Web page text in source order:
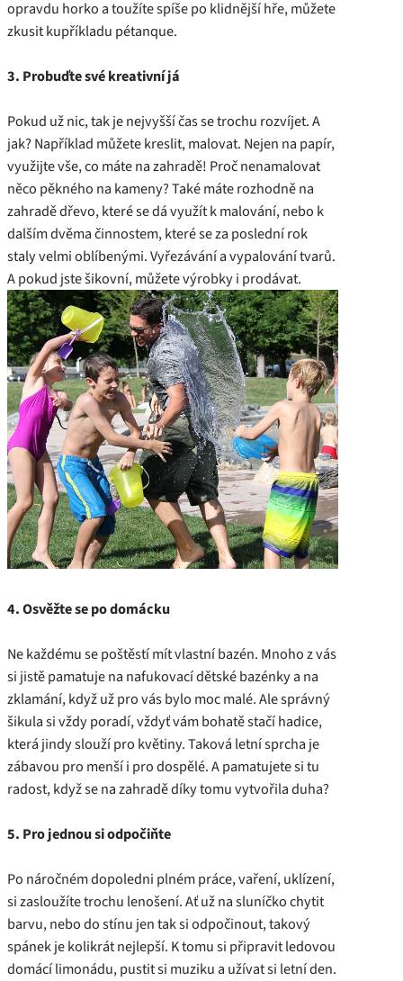
opravdu horko a toužíte spíše po klidnější hře, můžete
zkusit kupříkladu pétanque.
3. Probuďte své kreativní já
Pokud už nic, tak je nejvyšší čas se trochu rozvíjet. A
jak? Například můžete kreslit, malovat. Nejen na papír,
využijte vše, co máte na zahradě! Proč nenamalovat
něco pěkného na kameny? Také máte rozhodně na
zahradě dřevo, které se dá využít k malování, nebo k
dalším dvěma činnostem, které se za poslední rok
staly velmi oblíbenými. Vyřezávání a vypalování tvarů.
A pokud jste šikovní, můžete výrobky i prodávat.
4. Osvěžte se po domácku
Ne každému se poštěstí mít vlastní bazén. Mnoho z vás
si jistě pamatuje na nafukovací dětské bazénky a na
zklamání, když už pro vás bylo moc malé. Ale správný
šikula si vždy poradí, vždyť vám bohatě stačí hadice,
která jindy slouží pro květiny. Taková letní sprcha je
zábavou pro menší i pro dospělé. A pamatujete si tu
radost, když se na zahradě díky tomu vytvořila duha?
5. Pro jednou si odpočiňte
Po náročném dopoledni plném práce, vaření, uklízení,
si zasloužíte trochu lenošení. Ať už na sluníčko chytit
barvu, nebo do stínu jen tak si odpočinout, takový
spánek je kolikrát nejlepší. K tomu si připravit ledovou
domácí limonádu, pustit si muziku a užívat si letní den.